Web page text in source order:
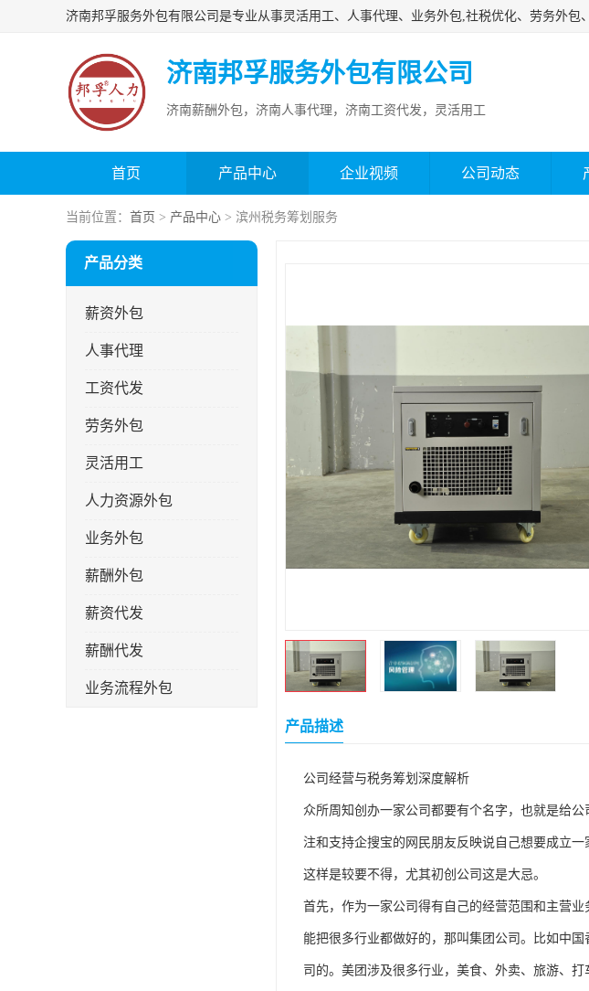
济南邦孚服务外包有限公司
济南薪酬外包，济南人事代理，济南工资代发，灵活用工
首页 产品中心 企业视频 公司动态
当前位置： 首页 > 产品中心 > 滨州税务筹划服务
产品分类
薪资外包
人事代理
工资代发
劳务外包
灵活用工
人力资源外包
业务外包
薪酬外包
薪资代发
薪酬代发
业务流程外包
产品描述
公司经营与税务筹划深度解析
众所周知创办一家公司都要有个名字，也就是给
注和支持企搜宝的网民朋友反映说自己想要成立
这样是较要不得，尤其初创公司这是大忌。
首先，作为一家公司得有自己的经营范围和主营业
能把很多行业都做好的，那叫集团公司。比如中
司的。美团涉及很多行业，美食、外卖、旅游、打